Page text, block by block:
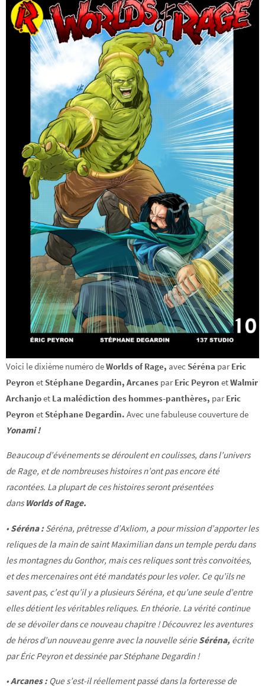
Voici le dixième numéro deWorlds of Rage, avec Séréna par Eric
Peyron et Stéphane Degardin, Arcanes par Eric Peyron etWalmir
Archanjoet La malédiction des hommes-panthères, par Eric
Peyron et Stéphane Degardin. Avec une fabuleuse couverture de
Yonami !
Beaucoup d’événements se déroulent en coulisses, dans l’univers
de Rage, et de nombreuses histoires n’ont pas encore été
racontées. La plupart de ces histoires seront présentées
dans Worlds of Rage.
• Séréna :Séréna, prêtresse d’Axliom, a pour mission d’apporter les
reliques de la main de saint Maximilian dans un temple perdu dans
les montagnes du Gonthor, mais ces reliques sont très convoitées,
et des mercenaires ont été mandatés pour les voler. Ce qu’ils ne
savent pas, c’est qu’il y a plusieurs Séréna, et qu’une seule d’entre
elles détient les véritables reliques. En théorie. La vérité continue
de se dévoiler dans ce nouveau chapitre ! Découvrez les aventures
de héros d’un nouveau genre avec la nouvelle sérieSéréna, écrite
par Éric Peyron et dessinée par Stéphane Degardin !
•Arcanes :Que s’est-il réellement passé dans la forteresse de